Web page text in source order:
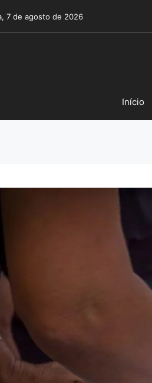
7 de agosto de 2026
Início